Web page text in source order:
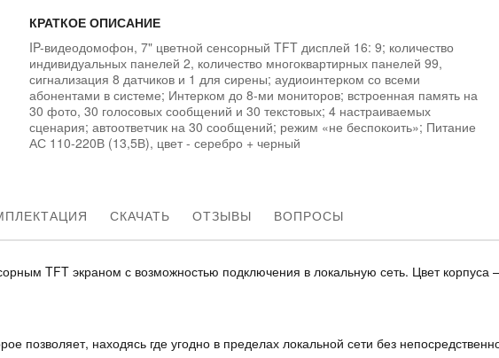
КРАТКОЕ ОПИСАНИЕ
IP-видеодомофон, 7" цветной сенсорный TFT дисплей 16: 9; количество
индивидуальных панелей 2, количество многоквартирных панелей 99,
сигнализация 8 датчиков и 1 для сирены; аудиоинтерком со всеми
абонентами в системе; Интерком до 8-ми мониторов; встроенная память на
30 фото, 30 голосовых сообщений и 30 текстовых; 4 настраиваемых
сценария; автоответчик на 30 сообщений; режим «не беспокоить»; Питание
АС 110-220В (13,5В), цвет - серебро + черный
СКАЧАТЬ ОТЗЫВЫ ВОПРОСЫ
TFT экраном с возможностью подключения в локальную сеть. Цвет корпуса
позволяет, находясь где угодно в пределах локальной сети без